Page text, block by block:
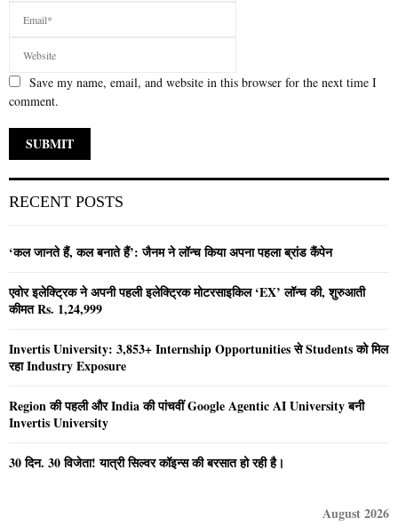
Save my name, email, and website in this browser for the next time I
comment.
RECENT POSTS
‘कल जानते हैं, कल बनाते हैं’: जैनम ने लॉन्च किया अपना पहला ब्रांड कैंपेन
एवोर इलेक्ट्रिक ने अपनी पहली इलेक्ट्रिक मोटरसाइकिल ‘EX’ लॉन्च की, शुरुआती
कीमत Rs. 1,24,999
Invertis University: 3,853+ Internship Opportunities से Students को मिल
रहा Industry Exposure
Region की पहली और India की पांचवीं Google Agentic AI University बनी
Invertis University
30 दिन. 30 विजेता! यात्री सिल्वर कॉइन्स की बरसात हो रही है।
August 2026